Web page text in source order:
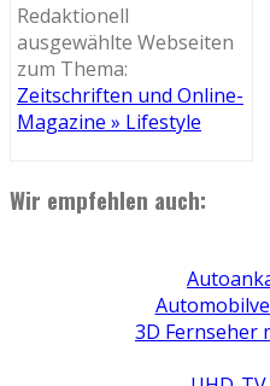
Redaktionell
ausgewählte Webseiten
zum Thema:
Zeitschriften und Online-
Magazine » Lifestyle
Wir empfehlen auch:
3D Fernseher